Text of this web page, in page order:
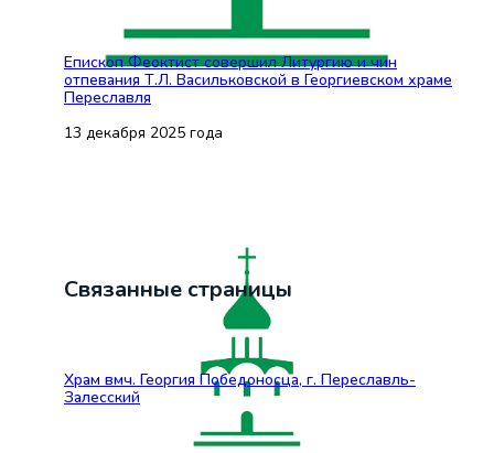
Епископ Феоктист совершил Литургию и чин
отпевания Т.Л. Васильковской в Георгиевском храме
Переславля
13 декабря 2025 года
Связанные страницы
Храм вмч. Георгия Победоносца, г. Переславль-
Залесский